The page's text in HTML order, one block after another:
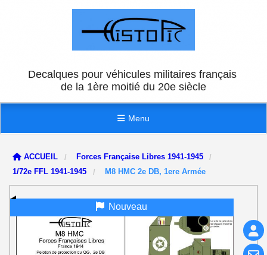
Decalques pour véhicules militaires français
de la 1ère moitié du 20e siècle
Menu
ACCUEIL
Forces Française Libres 1941-1945
1/72e FFL 1941-1945
M8 HMC 2e DB, 1ere Armée
Nouveau